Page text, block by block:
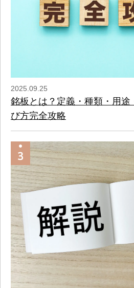
2025.09.25
銘板とは？定義・種類・用途
び方完全攻略